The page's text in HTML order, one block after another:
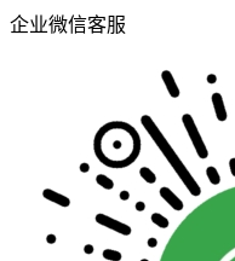
企业微信客服